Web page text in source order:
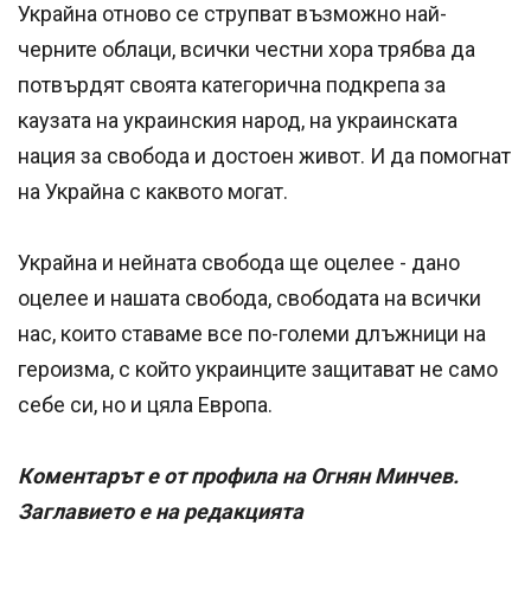
Украйна отново се струпват възможно най-
черните облаци, всички честни хора трябва да
потвърдят своята категорична подкрепа за
каузата на украинския народ, на украинската
нация за свобода и достоен живот. И да помогнат
на Украйна с каквото могат.
Украйна и нейната свобода ще оцелее - дано
оцелее и нашата свобода, свободата на всички
нас, които ставаме все по-големи длъжници на
героизма, с който украинците защитават не само
себе си, но и цяла Европа.
Коментарът е от профила на Огнян Минчев.
Заглавието е на редакцията